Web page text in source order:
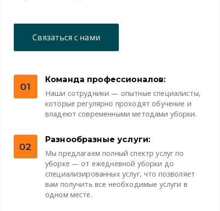
Связаться с нами
01
Команда профессионалов:
Наши сотрудники — опытные специалисты,
которые регулярно проходят обучение и
владеют современными методами уборки.
02
Разнообразные услуги:
Мы предлагаем полный спектр услуг по
уборке — от ежедневной уборки до
специализированных услуг, что позволяет
вам получить все необходимые услуги в
одном месте.